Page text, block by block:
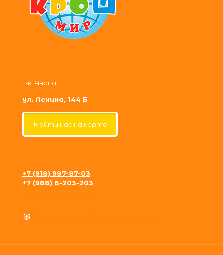
г-к. Анапа
ул. Ленина, 144 Б
Найти нас на карте
+7 (918) 987-87-03
+7 (988) 6-203-203